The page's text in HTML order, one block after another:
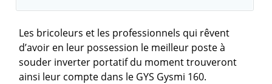
Les bricoleurs et les professionnels qui rêvent
d’avoir en leur possession le meilleur poste à
souder inverter portatif du moment trouveront
ainsi leur compte dans le GYS Gysmi 160.